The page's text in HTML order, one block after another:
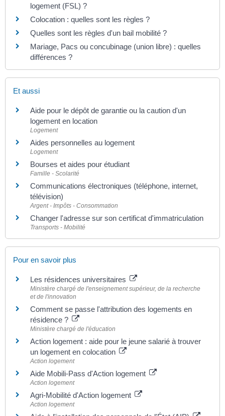
logement (FSL) ?
Colocation : quelles sont les règles ?
Quelles sont les règles d'un bail mobilité ?
Mariage, Pacs ou concubinage (union libre) : quelles
différences ?
Et aussi
Aide pour le dépôt de garantie ou la caution d'un
logement en location
Logement
Aides personnelles au logement
Logement
Bourses et aides pour étudiant
Famille - Scolarité
Communications électroniques (téléphone, internet,
télévision)
Argent - Impôts - Consommation
Changer l'adresse sur son certificat d'immatriculation
Transports - Mobilité
Pour en savoir plus
Les résidences universitaires
Ministère chargé de l'enseignement supérieur, de la recherche
et de l'innovation
Comment se passe l'attribution des logements en
résidence ?
Ministère chargé de l'éducation
Action logement : aide pour le jeune salarié à trouver
un logement en colocation
Action logement
Aide Mobili-Pass d'Action logement
Action logement
Agri-Mobilité d'Action logement
Action logement